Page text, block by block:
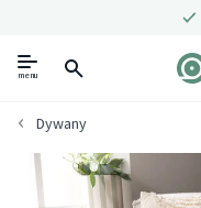
menu
Dywany